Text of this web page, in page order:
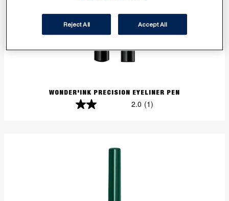
WONDER'INK PRECISION EYELINER PEN
2.0 (1)
2.0
Bewertung
Reject All Accept All